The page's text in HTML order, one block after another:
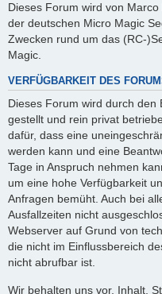
Dieses Forum wird von
der deutschen Micro Magic
Zwecken rund um das (RC-
Magic.
VERFÜGBARKEIT DES
Dieses Forum wird durch den
gestellt und rein privat
dafür, dass eine
werden kann und eine
Tage in Anspruch nehmen
um eine hohe Verfügbarkeit
Anfragen bemüht. Auch bei
Ausfallzeiten nicht
Webserver auf Grund von
die nicht im Einflussbereich
nicht abrufbar ist.
Wir behalten uns vor, Inhalt,